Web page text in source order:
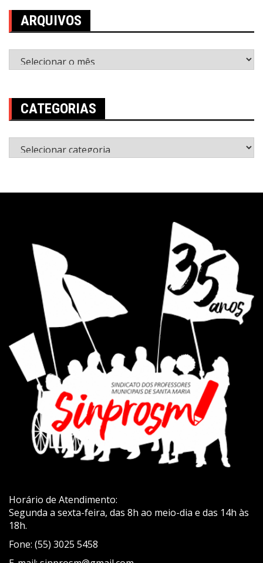
ARQUIVOS
Arquivos
CATEGORIAS
Categorias
Horário de Atendimento:
Segunda a sexta-feira, das 8h ao meio-dia e das 14h às
18h.
Fone: (55) 3025 5458